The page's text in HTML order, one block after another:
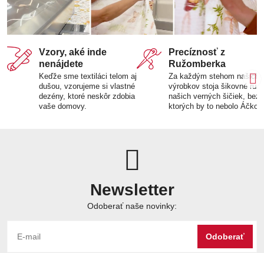
Vzory, aké inde
nenájdete
Keďže sme textiláci telom aj
dušou, vzorujeme si vlastné
dezény, ktoré neskôr zdobia
vaše domovy.
Precíznosť z
Ružomberka
Za každým stehom našich
výrobkov stoja šikovné ruky
našich verných šičiek, bez
ktorých by to nebolo Áčko.
Newsletter
Odoberať naše novinky:
Odoberať